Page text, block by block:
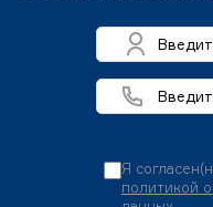
Я
политикой